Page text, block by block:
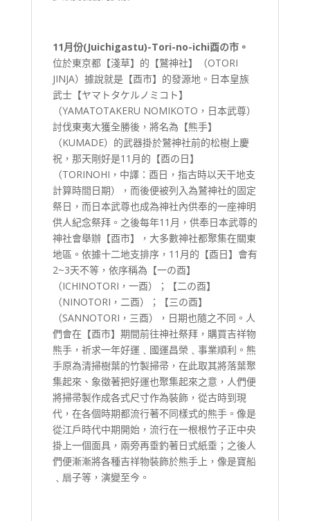
11月份(Juichigastu)-Tori-no-ichi酉の市。
位於東京都【淺草】的【鷲神社】（OTORI
JINJA）據說就是【酉市】的發源地。日本皇族
武士【ヤマトタケルノミコト】
（YAMATOTAKERU NOMIKOTO，日本武尊）
討伐東夷大獲全勝後，將名為【熊手】
（KUMADE）的武器掛於鷲神社前的松樹上慶
祝，那天剛好是11月的【酉の日】
（TORINOHI，中譯：酉日，指古時以天干地支
計算時間日期），而後便被列入為鷲神社的固定
祭日，而日本武尊也成為神社內供奉的一座神明
供人紀念祭拜。之後每年11月，供奉日本武尊的
神社會舉辦【酉市】，大多數神社都聚集在關東
地區。依據十二地支排序，11月的【酉日】會有
2~3天不等，依序稱為【一の酉】
（ICHINOTORI，一酉）；【二の酉】
（NINOTORI，二酉）；【三の酉】
（SANNOTORI，三酉），日期也隨之不同。人
們會在【酉市】期間前往神社祭拜，購買吉祥物
熊手，祈求一年好運﹑國運昌榮﹑事業順利。熊
手原為清掃樹葉的竹製掃帚，在此取其將落葉聚
集起來、象徵著把好運也聚集起來之意，人們便
將掃帚製作成各式尺寸作為裝飾，從古時到現
代，在各個時期都流行著不同樣式的熊手。像是
從江戶時代中期開始，流行在一根根竹子正中央
掛上一個面具，兩旁再垂釣著日式紙垂；之後人
們便漸漸將各種吉祥物裝飾於熊手上，像是寶船
﹑扇子等，演變至今。